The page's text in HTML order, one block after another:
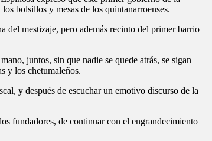
bolsillos y mesas de los quintanarroenses.
del mestizaje, pero además recinto del primer barrio
juntos, sin que nadie se quede atrás, se sigan
y los chetumaleños.
y después de escuchar un emotivo discurso de la
fundadores, de continuar con el engrandecimiento